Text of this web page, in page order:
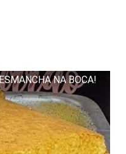
NA BOCA!